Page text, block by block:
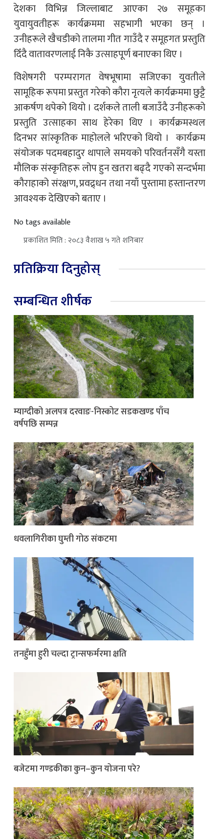
देशका विभिन्न जिल्लाबाट आएका २७ समूहका
युवायुवतीहरू कार्यक्रममा सहभागी भएका छन् ।
उनीहरूले खैचडीको तालमा गीत गाउँदै र समूहगत प्रस्तुति
दिँदै वातावरणलाई निकै उत्साहपूर्ण बनाएका थिए ।
विशेषगरी परम्परागत वेषभूषामा सजिएका युवतीले
सामूहिक रूपमा प्रस्तुत गरेको कौरा नृत्यले कार्यक्रममा छुट्टै
आकर्षण थपेको थियो । दर्शकले ताली बजाउँदै उनीहरूको
प्रस्तुति उत्साहका साथ हेरेका थिए । कार्यक्रमस्थल
दिनभर सांस्कृतिक माहोलले भरिएको थियो । कार्यक्रम
संयोजक पदमबहादुर थापाले समयको परिवर्तनसँगै यस्ता
मौलिक संस्कृतिहरू लोप हुन खतरा बढ्दै गएको सन्दर्भमा
कौराहाको संरक्षण, प्रवद्र्धन तथा नयाँ पुस्तामा हस्तान्तरण
आवश्यक देखिएको बताए ।
No tags available
प्रकाशित मिति : २०८३ वैशाख ५ गते शनिबार
प्रतिक्रिया दिनुहोस्
सम्बन्धित शीर्षक
म्याग्दीको अलपत्र दरवाङ-निस्कोट सडकखण्ड पाँच
वर्षपछि सम्पन्न
धवलागिरीका घुम्ती गोठ संकटमा
तनहुँमा हुरी चल्दा ट्रान्सफर्मरमा क्षति
बजेटमा गण्डकीका कुन–कुन योजना परे?